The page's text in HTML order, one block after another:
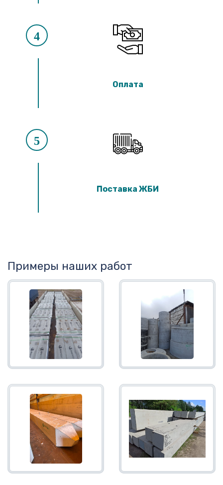
4
Оплата
5
Поставка ЖБИ
Примеры наших работ